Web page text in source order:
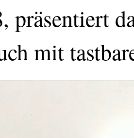
präsentiert
mit